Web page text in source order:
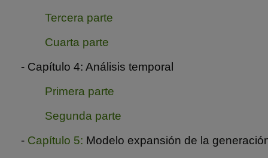
Tercera parte
Cuarta parte
- Capítulo 4: Análisis temporal
Primera parte
Segunda parte
- Capítulo 5: Modelo expansión de la